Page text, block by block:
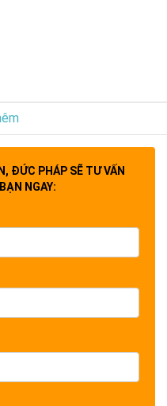
ĐỨC PHÁP SẼ TƯ VẤN
NGAY: